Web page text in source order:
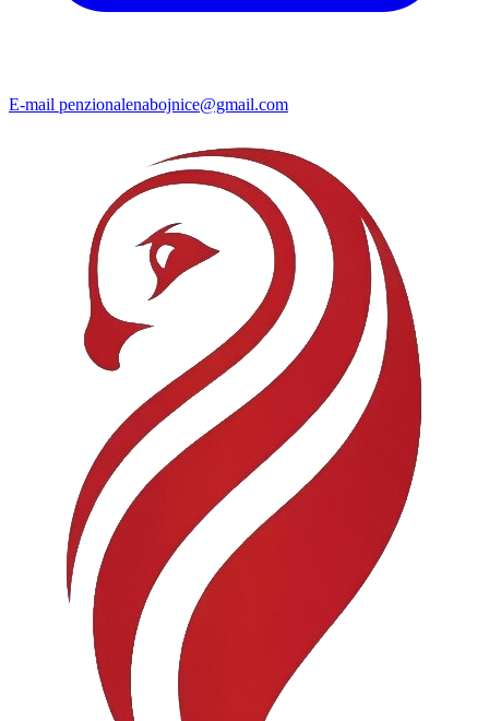
E-mail penzionalenabojnice@gmail.com